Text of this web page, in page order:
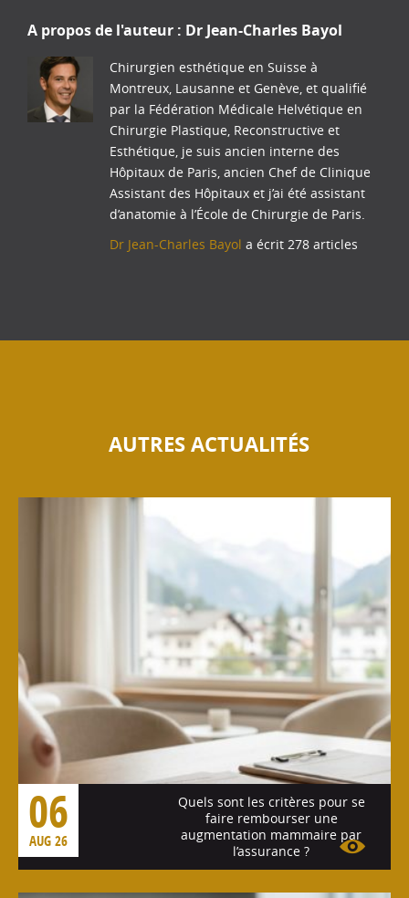
A propos de l'auteur : Dr Jean-Charles Bayol
Chirurgien esthétique en Suisse à
Montreux, Lausanne et Genève, et qualifié
par la Fédération Médicale Helvétique en
Chirurgie Plastique, Reconstructive et
Esthétique, je suis ancien interne des
Hôpitaux de Paris, ancien Chef de Clinique
Assistant des Hôpitaux et j’ai été assistant
d’anatomie à l’École de Chirurgie de Paris.
Dr Jean-Charles Bayol a écrit 278 articles
AUTRES ACTUALITÉS
06
AUG 26
Quels sont les critères pour se
faire rembourser une
augmentation mammaire par
l’assurance ?
Voir l'article